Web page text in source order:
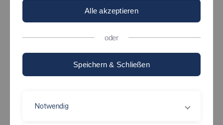
©
Alle akzeptieren
oder
Speichern & Schließen
Notwendig